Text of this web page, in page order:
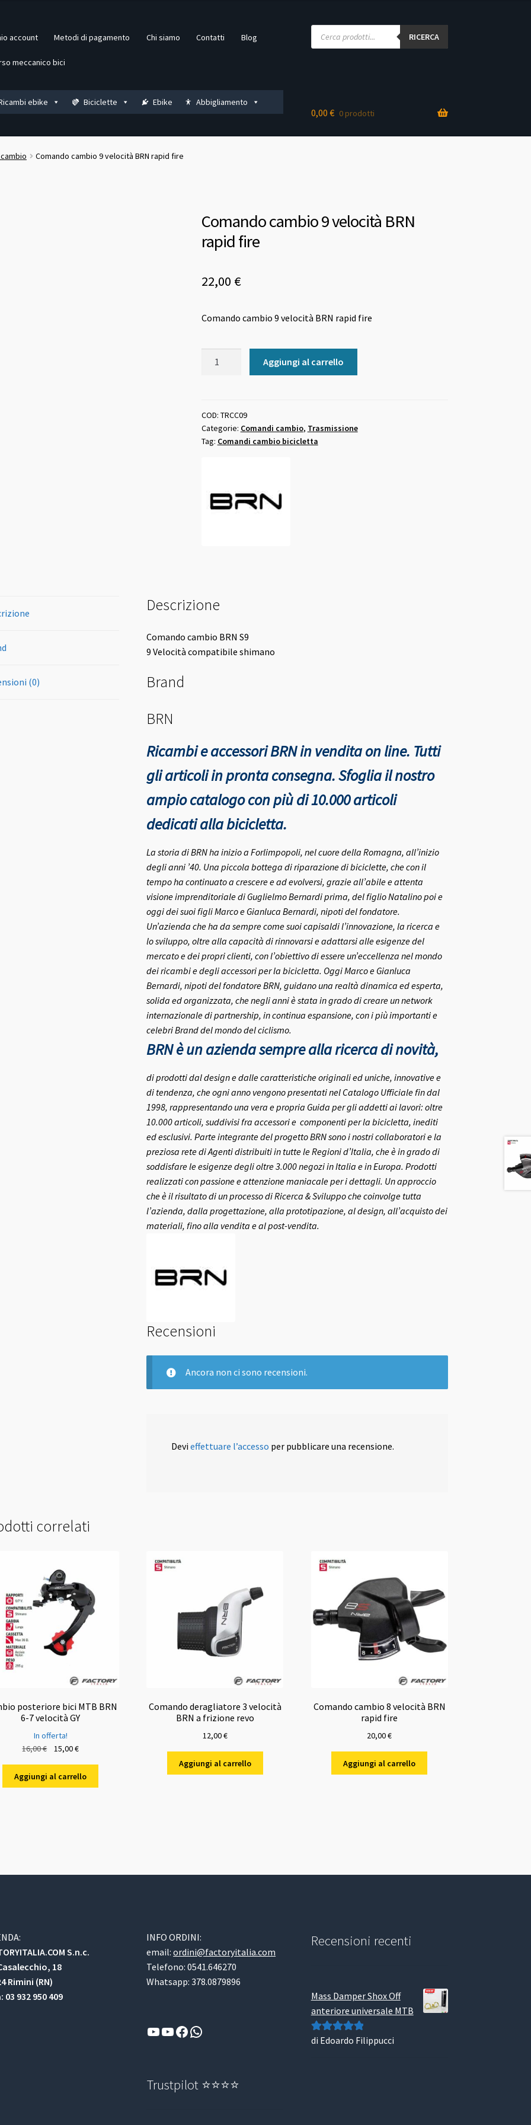
account Metodi di pagamento Chi siamo Contatti Blog
meccanico bici
Products
search RICERCA
ebike Biciclette Ebike Abbigliamento
0,00 € 0 prodotti
Comando cambio 9 velocità BRN rapid fire
Comando cambio 9 velocità BRN
rapid fire
22,00 €
Comando cambio 9 velocità BRN rapid fire
BRN
rapid
fire
Aggiungi al carrello
COD: TRCC09
Categorie: Comandi cambio, Trasmissione
Tag: Comandi cambio bicicletta
(0)
Descrizione
Comando cambio BRN S9
9 Velocità compatibile shimano
Brand
BRN
Ricambi e accessori BRN in vendita on line. Tutti
gli articoli in pronta consegna.Sfoglia il nostro
ampio catalogo con più di 10.000 articoli
dedicati alla bicicletta.
La storia di BRN ha inizio a Forlimpopoli, nel cuore della Romagna, all’inizio
degli anni ’40. Una piccola bottega di riparazione di biciclette, che con il
tempo ha continuato a crescere e ad evolversi, grazie all’abile e attenta
visione imprenditoriale di Guglielmo Bernardi prima, del figlio Natalino poi e
oggi dei suoi figli Marco e Gianluca Bernardi, nipoti del fondatore.
Un’azienda che ha da sempre come suoi capisaldi l’innovazione, la ricerca e
lo sviluppo, oltre alla capacità di rinnovarsi e adattarsi alle esigenze del
mercato e dei propri clienti, con l’obiettivo di essere un’eccellenza nel mondo
dei ricambi e degli accessori per la bicicletta. Oggi Marco e Gianluca
Bernardi, nipoti del fondatore BRN, guidano una realtà dinamica ed esperta,
solida ed organizzata, che negli anni è stata in grado di creare un network
internazionale di partnership, in continua espansione, con i più importanti e
celebri Brand del mondo del ciclismo.
BRN è un azienda sempre alla ricerca di novità,
di prodotti dal design e dalle caratteristiche originali ed uniche, innovative e
di tendenza, che ogni anno vengono presentati nel Catalogo Ufficiale fin dal
1998, rappresentando una vera e propria Guida per gli addetti ai lavori: oltre
10.000 articoli, suddivisi fra accessori e componenti per la bicicletta, inediti
ed esclusivi. Parte integrante del progetto BRN sono i nostri collaboratori e la
preziosa rete di Agenti distribuiti in tutte le Regioni d’Italia, che è in grado di
soddisfare le esigenze degli oltre 3.000 negozi in Italia e in Europa. Prodotti
realizzati con passione e attenzione maniacale per i dettagli. Un approccio
che è il risultato di un processo di Ricerca & Sviluppo che coinvolge tutta
l’azienda, dalla progettazione, alla prototipazione, al design, all’acquisto dei
materiali, fino alla vendita e al post-vendita.
Recensioni
Ancora non ci sono recensioni.
Devieffettuare l’accesso per pubblicare una recensione.
correlati
posteriore bici MTB BRN
6-7 velocità GY
In offerta!
16,00€
originale
era:
15,00€Il
attuale
è:
Aggiungi al carrello
Comando deragliatore 3 velocità
BRN a frizione revo
12,00€
Aggiungi al carrello
Comando cambio 8 velocità BRN
rapid fire
20,00€
Aggiungi al carrello
S.n.c.
18
Rimini (RN)
03 932 950 409
INFO ORDINI:
email:ordini@factoryitalia.com
Telefono: 0541.646270
Whatsapp: 378.0879896
YouTube
YouTube
Facebook
WhatsApp
Trustpilot ⭐⭐⭐⭐
Recensioni recenti
Mass Damper Shox Off
anteriore universale MTB
Valutato5su
di Edoardo Filippucci